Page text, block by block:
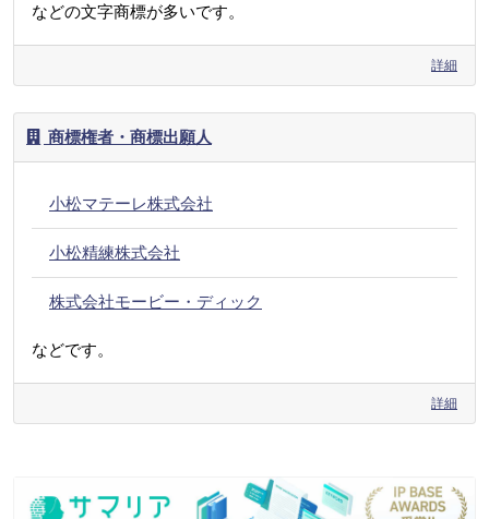
などの文字商標が多いです。
詳細
商標権者・商標出願人
小松マテーレ株式会社
小松精練株式会社
株式会社モービー・ディック
などです。
詳細